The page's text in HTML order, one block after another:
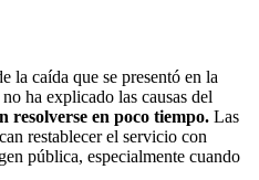
la caída que se presentó en la
ha explicado las causas del
resolverse en poco tiempo. Las
restablecer el servicio con
pública, especialmente cuando